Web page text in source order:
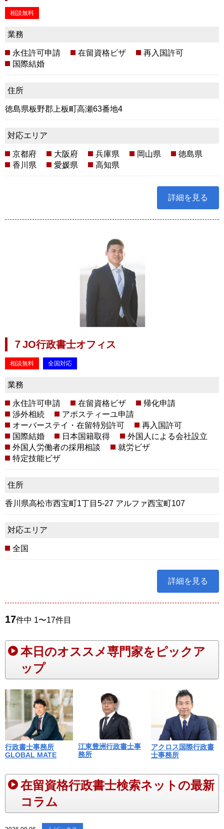
相談無料
業務
永住許可申請 在留資格ビザ
再入国許可
国際結婚
住所
徳島県板野郡上板町高瀬63番地4
対応エリア
京都府 大阪府 兵庫県 岡山県
徳島県
香川県
愛媛県 高知県
詳細を見る
７JO行政書士オフィス
相談無料 全国対応
業務
永住許可申請 在留資格ビザ
帰化申請
渉外相続
アポスティーユ申請
オーバーステイ・在留特別許可
再入国許可
国際結婚
日本国籍取得
外国人による会社設立
外国人労働者の採用相談
就労ビザ
特定技能ビザ
住所
香川県高松市西宝町1丁目5-27 アルファ西宝町107
対応エリア
全国
詳細を見る
17件中 1〜17件目
本日のオススメ専門家をピックア
ップ
行政書士事務所
GLOBAL MATE
江東豊洲行政書士事
務所
アクロス国際行政書
士事務所
在留資格行政書士検索ネットの最新
コラム